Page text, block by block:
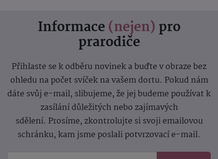
Informace (nejen) pro
prarodiče
Přihlaste se k odběru novinek a buďte v obraze bez
ohledu na počet svíček na vašem dortu. Pokud nám
dáte svůj e-mail, slibujeme, že jej budeme používat k
zasílání důležitých nebo zajímavých
sdělení. Prosíme, zkontrolujte si svoji emailovou
schránku, kam jsme poslali potvrzovací e-mail.